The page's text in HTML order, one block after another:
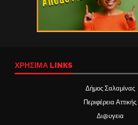
ΧΡΉΣΙΜΑ LINKS
Δήμος Σαλαμίνας
Περιφέρεια Αττικής
Δι@υγεια